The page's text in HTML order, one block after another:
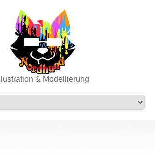
Illustration & Modellierung